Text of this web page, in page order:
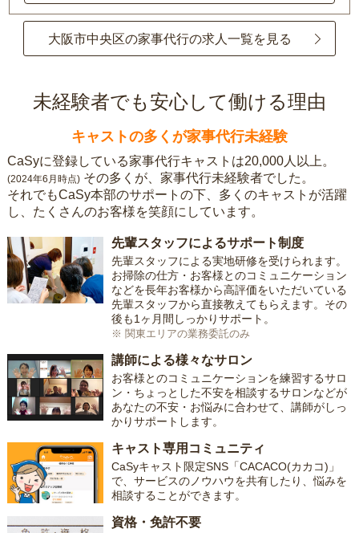
大阪市中央区の家事代行の求人一覧を見る
未経験者でも安心して働ける理由
キャストの多くが家事代行未経験
CaSyに登録している家事代行キャストは20,000人以上。
(2024年6月時点) その多くが、家事代行未経験者でした。
それでもCaSy本部のサポートの下、多くのキャストが活躍
し、たくさんのお客様を笑顔にしています。
先輩スタッフによるサポート制度
先輩スタッフによる実地研修を受けられます。
お掃除の仕方・お客様とのコミュニケーション
などを長年お客様から高評価をいただいている
先輩スタッフから直接教えてもらえます。その
後も1ヶ月間しっかりサポート。
※ 関東エリアの業務委託のみ
講師による様々なサロン
お客様とのコミュニケーションを練習するサロ
ン・ちょっとした不安を相談するサロンなどが
あなたの不安・お悩みに合わせて、講師がしっ
かりサポートします。
キャスト専用コミュニティ
CaSyキャスト限定SNS「CACACO(カカコ)」
で、サービスのノウハウを共有したり、悩みを
相談することができます。
資格・免許不要